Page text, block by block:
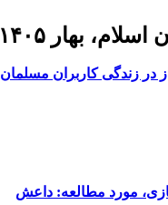
زندگی کاربران مسلمان
مورد مطالعه: داعش